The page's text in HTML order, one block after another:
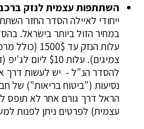
השתתפות עצמית לנזק
ייחודי לאיילה הסדר החזר
במחיר הזול ביותר בישראל.
עלות הנזק עד
צמיגים). עלות $10
להסדר הנ"ל - יש לעשות דרך
נסיעות ("ביטוח בריאות") של
הראל דרך גורם אחר לא תופס
עצמית) לפרטים ניתן לפנות